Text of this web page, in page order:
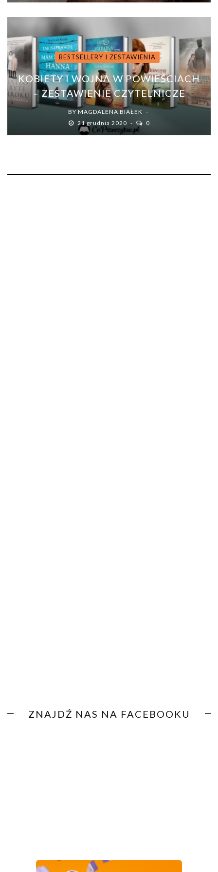
BESTSELLERY I ZESTAWIENIA
KOBIETY I WOJNA W POWIEŚCIACH
– ZESTAWIENIE CZYTELNICZE
BY MAGDALENA BIAŁEK
21 grudnia 2020
0
ZNAJDŹ NAS NA FACEBOOKU